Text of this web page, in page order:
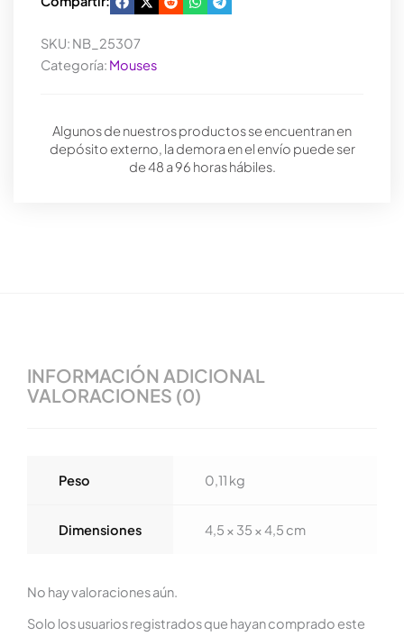
SKU: NB_25307
Categoría: Mouses
Algunos de nuestros productos se encuentran en
depósito externo, la demora en el envío puede ser
de 48 a 96 horas hábiles.
INFORMACIÓN ADICIONAL
VALORACIONES (0)
Peso 0,11 kg
Dimensiones 4,5 × 35 × 4,5 cm
No hay valoraciones aún.
Solo los usuarios registrados que hayan comprado este